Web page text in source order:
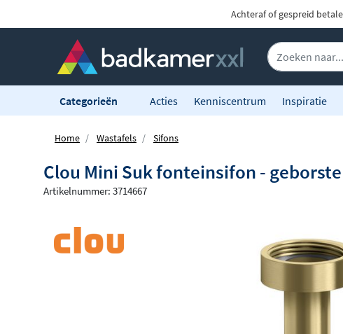
Achteraf of gespreid
Categorieën Acties Kenniscentrum Inspiratie
Home Wastafels Sifons
Clou Mini Suk fonteinsifon -
Artikelnummer: 3714667